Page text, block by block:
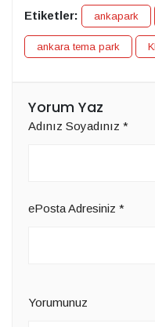
Etiketler: ankapark
ankara tema park
Yorum Yaz
Adınız Soyadınız *
ePosta Adresiniz *
Yorumunuz